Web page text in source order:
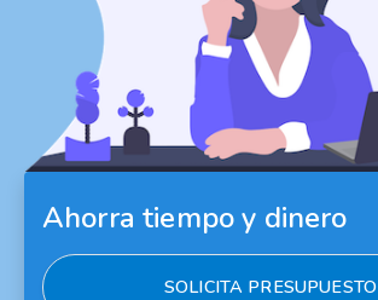
Ahorra tiempo y dinero
SOLICITA PRESUPUESTO